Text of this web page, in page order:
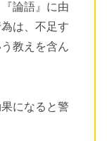
論語』に由
は、不足す
教えを含ん
になると警